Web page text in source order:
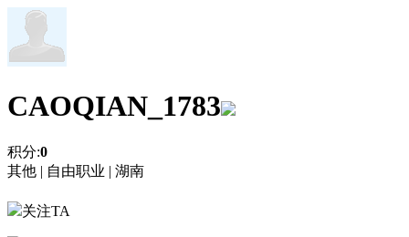
CAOQIAN_1783
积分:0
其他 | 自由职业 | 湖南
关注TA